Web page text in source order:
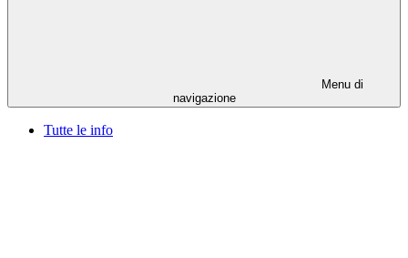
Menu di
navigazione
Tutte le info